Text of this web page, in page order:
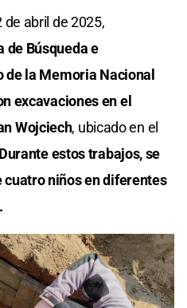
de abril de 2025,
de Búsqueda e
la Memoria Nacional
excavaciones en el
Wojciech, ubicado en el
Durante estos trabajos, se
niños en diferentes